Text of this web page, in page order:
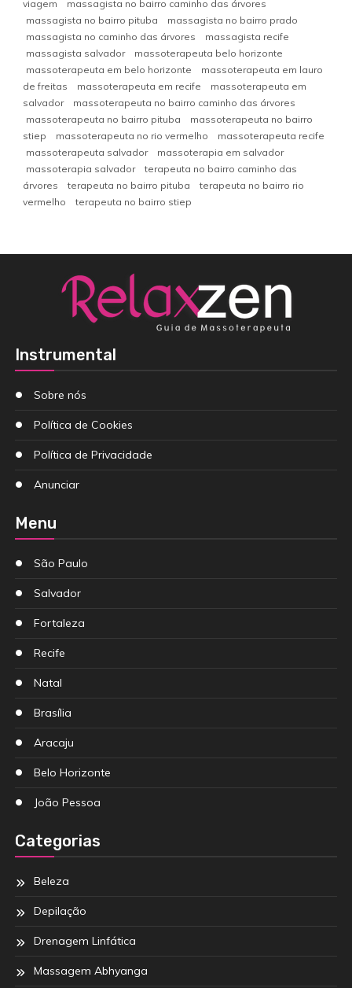
viagem
massagista no bairro caminho das árvores
massagista no bairro pituba
massagista no bairro prado
massagista no caminho das árvores
massagista recife
massagista salvador
massoterapeuta belo horizonte
massoterapeuta em belo horizonte
massoterapeuta em lauro
de freitas
massoterapeuta em recife
massoterapeuta em
salvador
massoterapeuta no bairro caminho das árvores
massoterapeuta no bairro pituba
massoterapeuta no bairro
stiep
massoterapeuta no rio vermelho
massoterapeuta recife
massoterapeuta salvador
massoterapia em salvador
massoterapia salvador
terapeuta no bairro caminho das
árvores
terapeuta no bairro pituba
terapeuta no bairro rio
vermelho
terapeuta no bairro stiep
Instrumental
Sobre nós
Política de Cookies
Política de Privacidade
Anunciar
Menu
São Paulo
Salvador
Fortaleza
Recife
Natal
Brasília
Aracaju
Belo Horizonte
João Pessoa
Categorias
Beleza
Depilação
Drenagem Linfática
Massagem Abhyanga